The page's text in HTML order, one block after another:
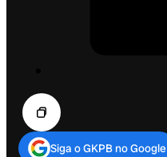
Siga o GKPB no Google